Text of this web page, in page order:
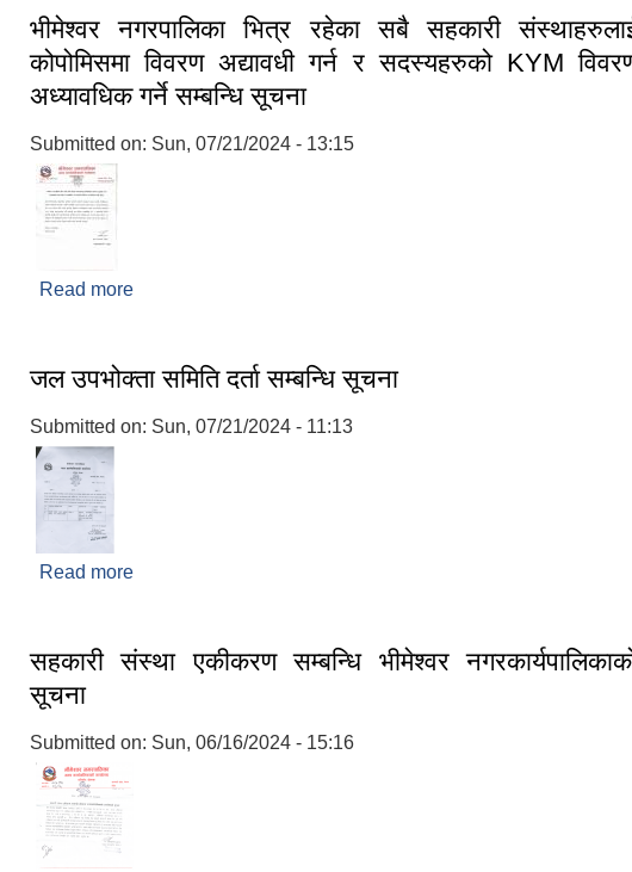
भीमेश्वर नगरपालिका भित्र रहेका सबै सहकारी
कोपोमिसमा विवरण अद्यावधी गर्न र सदस्यहरुको KYM
अध्यावधिक गर्ने सम्बन्धि सूचना
Submitted on: Sun, 07/21/2024 - 13:15
Read more
जल उपभोक्ता समिति दर्ता सम्बन्धि सूचना
Submitted on: Sun, 07/21/2024 - 11:13
Read more
सहकारी संस्था एकीकरण सम्बन्धि भीमेश्वर
सूचना
Submitted on: Sun, 06/16/2024 - 15:16